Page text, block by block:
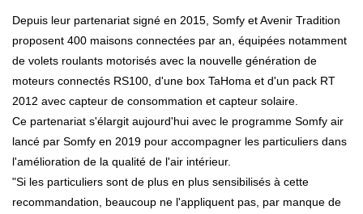
Depuis leur partenariat signé en 2015, Somfy et Avenir Tradition
proposent 400 maisons connectées par an, équipées notamment
de volets roulants motorisés avec la nouvelle génération de
moteurs connectés RS100, d'une box TaHoma et d'un pack RT
2012 avec capteur de consommation et capteur solaire.
Ce partenariat s'élargit aujourd'hui avec le programme Somfy air
lancé par Somfy en 2019 pour accompagner les particuliers dans
l'amélioration de la qualité de l'air intérieur.
"Si les particuliers sont de plus en plus sensibilisés à cette
recommandation, beaucoup ne l'appliquent pas, par manque de